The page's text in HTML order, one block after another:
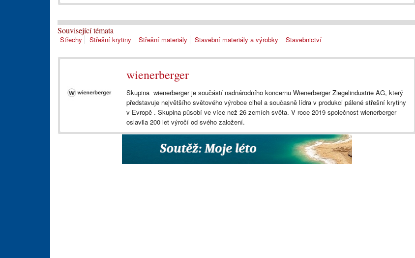
Související témata
Střechy Střešní krytiny Střešní materiály Stavební materiály a výrobky Stavebnictví
wienerberger
Skupina wienerberger je součástí nadnárodního koncernu Wienerberger Ziegelindustrie AG, který
představuje největšího světového výrobce cihel a současně lídra v produkci pálené střešní krytiny
v Evropě . Skupina působí ve více než 26 zemích světa. V roce 2019 společnost wienerberger
oslavila 200 let výročí od svého založení.